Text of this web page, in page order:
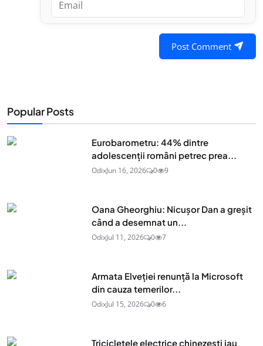
Post Comment
Popular Posts
Eurobarometru: 44% dintre
adolescenţii români petrec prea...
OdixJun 16, 2026 0 9
Oana Gheorghiu: Nicușor Dan a greșit
când a desemnat un...
OdixJul 11, 2026 0 7
Armata Elveției renunță la Microsoft
din cauza temerilor...
OdixJul 15, 2026 0 6
Tricicletele electrice chinezești iau